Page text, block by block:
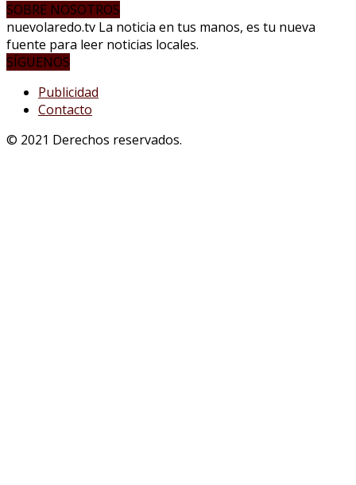
SOBRE NOSOTROS
nuevolaredo.tv La noticia en tus manos, es tu nueva
fuente para leer noticias locales.
SÍGUENOS
Publicidad
Contacto
© 2021 Derechos reservados.